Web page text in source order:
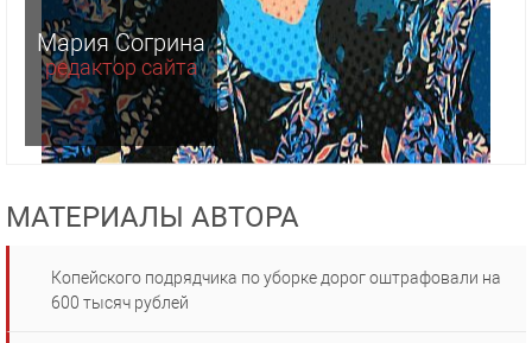
Мария Согрина
редактор сайта
МАТЕРИАЛЫ АВТОРА
Копейского подрядчика по уборке дорог оштрафовали на
600 тысяч рублей